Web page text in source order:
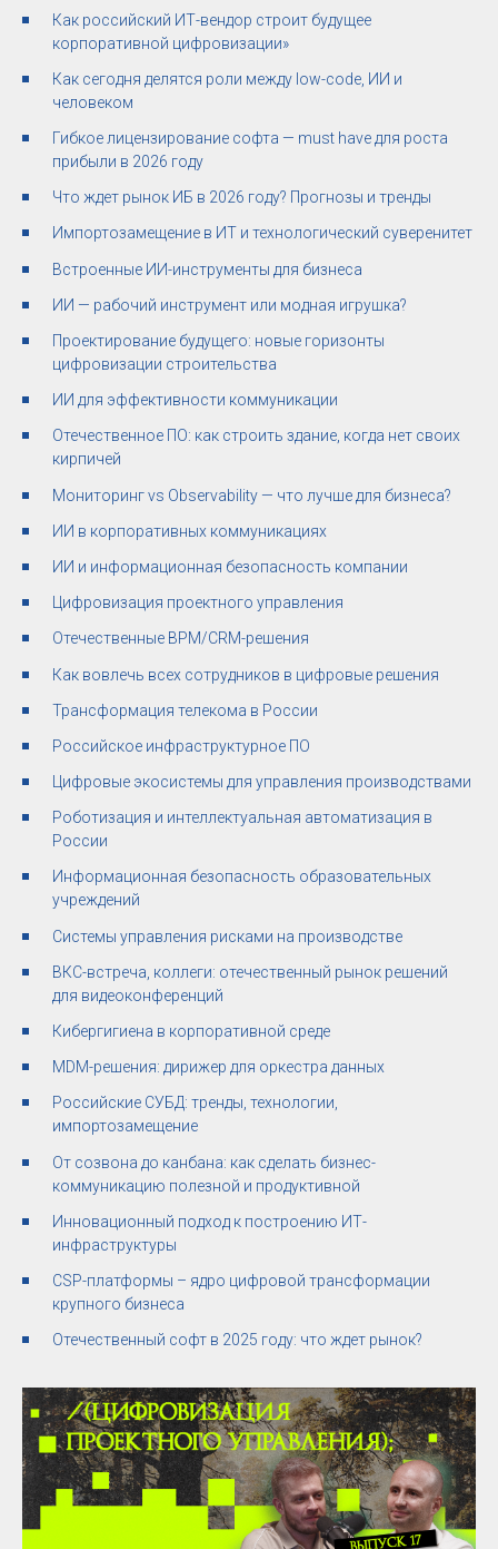
Как российский ИТ-вендор строит будущее
корпоративной цифровизации»
Как сегодня делятся роли между low-code, ИИ и
человеком
Гибкое лицензирование софта — must have для роста
прибыли в 2026 году
Что ждет рынок ИБ в 2026 году? Прогнозы и тренды
Импортозамещение в ИТ и технологический суверенитет
Встроенные ИИ-инструменты для бизнеса
ИИ — рабочий инструмент или модная игрушка?
Проектирование будущего: новые горизонты
цифровизации строительства
ИИ для эффективности коммуникации
Отечественное ПО: как строить здание, когда нет своих
кирпичей
Мониторинг vs Observability — что лучше для бизнеса?
ИИ в корпоративных коммуникациях
ИИ и информационная безопасность компании
Цифровизация проектного управления
Отечественные BPM/CRM-решения
Как вовлечь всех сотрудников в цифровые решения
Трансформация телекома в России
Российское инфраструктурное ПО
Цифровые экосистемы для управления производствами
Роботизация и интеллектуальная автоматизация в
России
Информационная безопасность образовательных
учреждений
Системы управления рисками на производстве
ВКС-встреча, коллеги: отечественный рынок решений
для видеоконференций
Кибергигиена в корпоративной среде
MDM-решения: дирижер для оркестра данных
Российские СУБД: тренды, технологии,
импортозамещение
От созвона до канбана: как сделать бизнес-
коммуникацию полезной и продуктивной
Инновационный подход к построению ИТ-
инфраструктуры
CSP-платформы – ядро цифровой трансформации
крупного бизнеса
Отечественный софт в 2025 году: что ждет рынок?